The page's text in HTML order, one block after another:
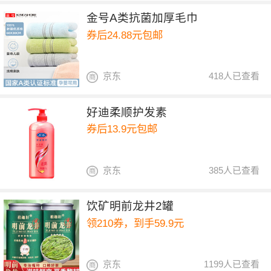
金号A类抗菌加厚毛巾
券后24.88元包邮
418人已查看
京东
好迪柔顺护发素
券后13.9元包邮
385人已查看
京东
饮矿明前龙井2罐
领210券，到手59.9元
1199人已查看
京东